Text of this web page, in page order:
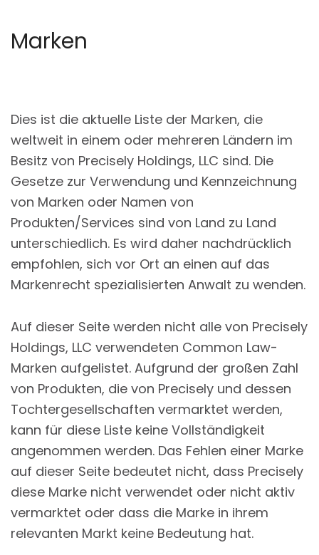
Marken
Dies ist die aktuelle Liste der Marken, die
weltweit in einem oder mehreren Ländern im
Besitz von Precisely Holdings, LLC sind. Die
Gesetze zur Verwendung und Kennzeichnung
von Marken oder Namen von
Produkten/Services sind von Land zu Land
unterschiedlich. Es wird daher nachdrücklich
empfohlen, sich vor Ort an einen auf das
Markenrecht spezialisierten Anwalt zu wenden.
Auf dieser Seite werden nicht alle von Precisely
Holdings, LLC verwendeten Common Law-
Marken aufgelistet. Aufgrund der großen Zahl
von Produkten, die von Precisely und dessen
Tochtergesellschaften vermarktet werden,
kann für diese Liste keine Vollständigkeit
angenommen werden. Das Fehlen einer Marke
auf dieser Seite bedeutet nicht, dass Precisely
diese Marke nicht verwendet oder nicht aktiv
vermarktet oder dass die Marke in ihrem
relevanten Markt keine Bedeutung hat.